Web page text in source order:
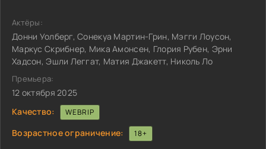
Актёры:
Донни Уолберг, Сонекуа Мартин-Грин, Мэгги Лоусон,
Маркус Скрибнер, Мика Амонсен, Глория Рубен, Эрни
Хадсон, Эшли Леггат, Матия Джакетт, Николь Ло
Премьера:
12 октября 2025
Качество:
WEBRIP
Возрастное ограничение: 18+